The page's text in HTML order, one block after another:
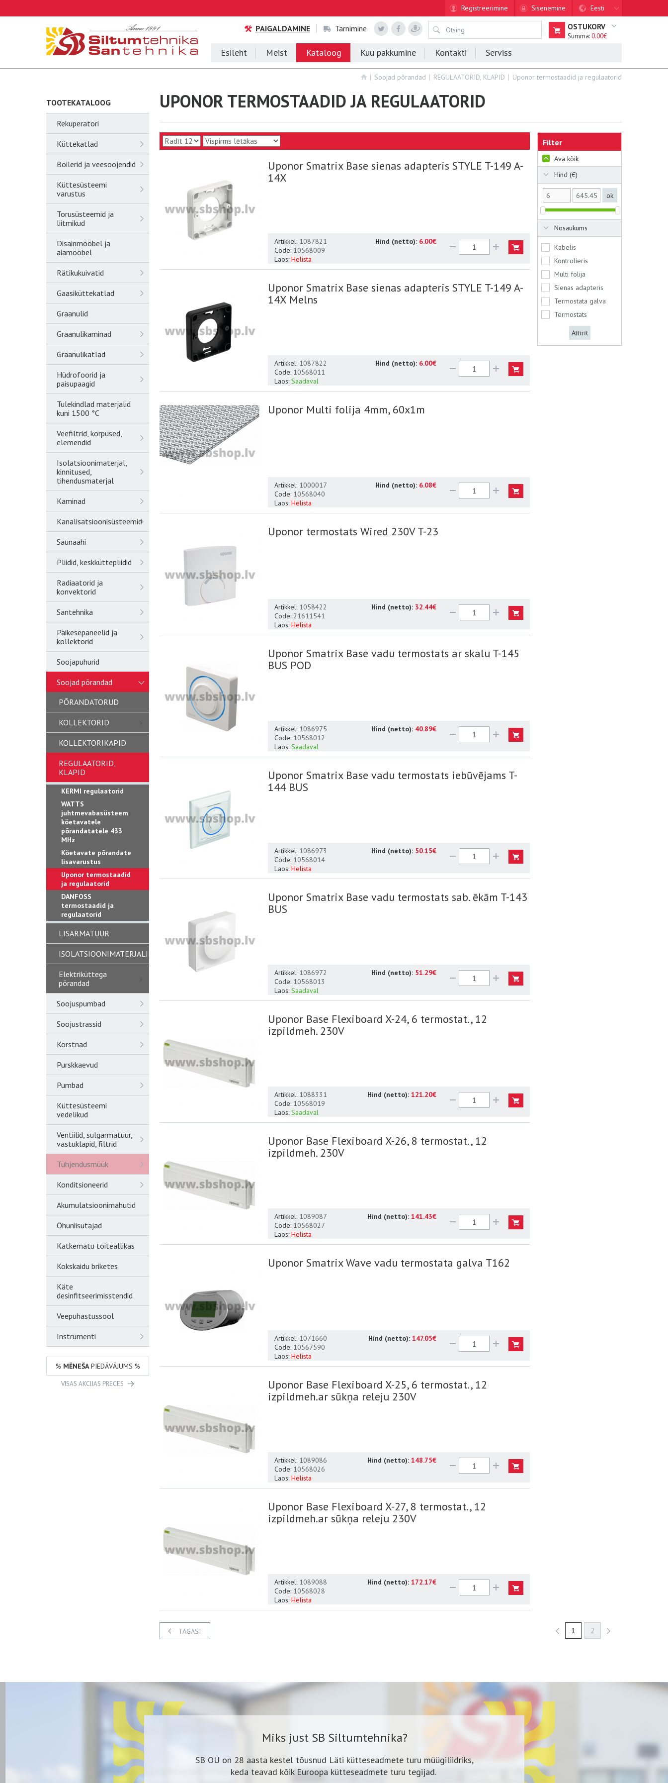
Registreerimine Sisenemine Eesti
PAIGALDAMINE Tarnimine OSTUKORV
Summa:0.00€
Esileht Meist Kataloog Kuu pakkumine Kontakti Serviss
Soojad põrandad REGULAATORID, KLAPID Uponor termostaadid ja regulaatorid
TOOTEKATALOOG
Rekuperatori
Küttekatlad
Boilerid ja veesoojendid
Küttesüsteemi
varustus
Torusüsteemid ja
liitmikud
Disainmööbel ja
aiamööbel
Rätikukuivatid
Gaasiküttekatlad
Graanulid
Graanulikaminad
Graanulikatlad
Hüdrofoorid ja
paisupaagid
Tulekindlad materjalid
kuni 1500 °C
Veefiltrid, korpused,
elemendid
Isolatsioonimaterjal,
kinnitused,
tihendusmaterjal
Kaminad
Kanalisatsioonisüsteemid
Saunaahi
Pliidid, keskküttepliidid
Radiaatorid ja
konvektorid
Santehnika
Päikesepaneelid ja
kollektorid
Soojapuhurid
Soojad põrandad
PÕRANDATORUD
KOLLEKTORID
KOLLEKTORIKAPID
REGULAATORID,
KLAPID
KERMI regulaatorid
WATTS
juhtmevabasüsteem
köetavatele
põrandatatele 433
MHz
Köetavate põrandate
lisavarustus
Uponor termostaadid
ja regulaatorid
DANFOSS
termostaadid ja
regulaatorid
LISARMATUUR
ISOLATSIOONIMATERJALID
Elektriküttega
põrandad
Soojuspumbad
Soojustrassid
Korstnad
Purskkaevud
Pumbad
Küttesüsteemi
vedelikud
Ventiilid, sulgarmatuur,
vastuklapid, filtrid
Tühjendusmüük
Konditsioneerid
Akumulatsioonimahutid
Õhuniisutajad
Katkematu toiteallikas
Kokskaidu briketes
Käte
desinfitseerimisstendid
Veepuhastussool
Instrumenti
% MĒNEŠAPIEDĀVĀJUMS %
VISAS AKCIJAS PRECES
UPONOR TERMOSTAADID JA REGULAATORID
Filter
Ava kõik
Hind (€)
ok
Nosaukums
Kabelis
Kontrolieris
Multi folija
Sienas adapteris
Termostata galva
Termostats
Attīrīt
Uponor Smatrix Base sienas adapteris STYLE T-149 A-
14X
Hind (netto): 6.00€
Artikkel: 1087821
Code: 10568009
Laos: Helista
Uponor Smatrix Base sienas adapteris STYLE T-149 A-
14X Melns
Hind (netto): 6.00€
Artikkel: 1087822
Code: 10568011
Laos: Saadaval
Uponor Multi folija 4mm, 60x1m
Hind (netto): 6.08€
Artikkel: 1000017
Code: 10568040
Laos: Helista
Uponor termostats Wired 230V T-23
Hind (netto): 32.44€
Artikkel: 1058422
Code: 21611541
Laos: Helista
Uponor Smatrix Base vadu termostats ar skalu T-145
BUS POD
Hind (netto): 40.89€
Artikkel: 1086975
Code: 10568012
Laos: Saadaval
Uponor Smatrix Base vadu termostats iebūvējams T-
144 BUS
Hind (netto): 50.15€
Artikkel: 1086973
Code: 10568014
Laos: Helista
Uponor Smatrix Base vadu termostats sab. ēkām T-143
BUS
Hind (netto): 51.29€
Artikkel: 1086972
Code: 10568013
Laos: Saadaval
Uponor Base Flexiboard X-24, 6 termostat., 12
izpildmeh. 230V
Hind (netto): 121.20€
Artikkel: 1088331
Code: 10568019
Laos: Saadaval
Uponor Base Flexiboard X-26, 8 termostat., 12
izpildmeh. 230V
Hind (netto): 141.43€
Artikkel: 1089087
Code: 10568027
Laos: Helista
Uponor Smatrix Wave vadu termostata galva T162
Hind (netto): 147.05€
Artikkel: 1071660
Code: 10567590
Laos: Helista
Uponor Base Flexiboard X-25, 6 termostat., 12
izpildmeh.ar sūkņa releju 230V
Hind (netto): 148.75€
Artikkel: 1089086
Code: 10568026
Laos: Helista
Uponor Base Flexiboard X-27, 8 termostat., 12
izpildmeh.ar sūkņa releju 230V
Hind (netto): 172.17€
Artikkel: 1089088
Code: 10568028
Laos: Helista
TAGASI 1 2
Miks just SB Siltumtehnika?
SB OÜ on 28 aasta kestel tõusnud Läti kütteseadmete turu müügiliidriks,
keda teavad kõik Euroopa kütteseadmete turu tegijad.